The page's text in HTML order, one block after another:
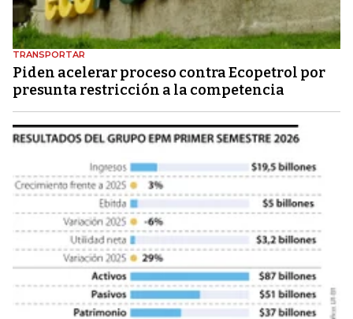
TRANSPORTAR
Piden acelerar proceso contra Ecopetrol por
presunta restricción a la competencia